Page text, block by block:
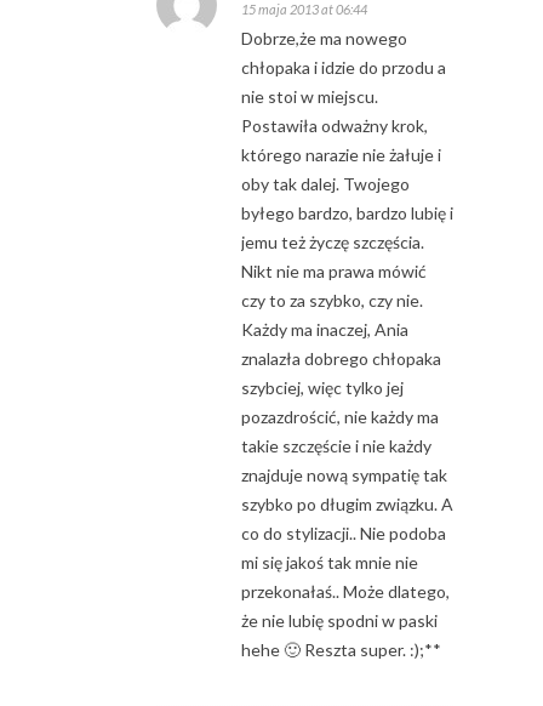
15 maja 2013 at 06:44
Dobrze,że ma nowego
chłopaka i idzie do przodu a
nie stoi w miejscu.
Postawiła odważny krok,
którego narazie nie żałuje i
oby tak dalej. Twojego
byłego bardzo, bardzo lubię i
jemu też życzę szczęścia.
Nikt nie ma prawa mówić
czy to za szybko, czy nie.
Każdy ma inaczej, Ania
znalazła dobrego chłopaka
szybciej, więc tylko jej
pozazdrościć, nie każdy ma
takie szczęście i nie każdy
znajduje nową sympatię tak
szybko po długim związku. A
co do stylizacji.. Nie podoba
mi się jakoś tak mnie nie
przekonałaś.. Może dlatego,
że nie lubię spodni w paski
hehe 🙂 Reszta super. :);**